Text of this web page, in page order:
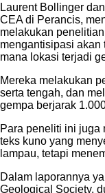
Laurent Bollinger
CEA di Perancis,
melakukan
mengantisipasi akan
mana lokasi terjadi
Mereka melakukan
serta tengah, dan
gempa berjarak
Para peneliti ini juga
teks kuno yang
lampau, tetapi
Dalam laporannya
Geological Society,